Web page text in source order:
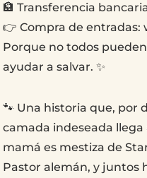
🏦 Transferencia
👉 Compra de entradas:
Porque no todos
ayudar a salvar. ✨
🐾 Una historia que, por
camada indeseada
mamá es mestiza de
Pastor alemán, y juntos